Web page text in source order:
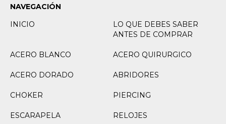
NAVEGACIÓN
INICIO
LO QUE DEBES SABER
ANTES DE COMPRAR
ACERO BLANCO ACERO QUIRURGICO
ACERO DORADO ABRIDORES
CHOKER PIERCING
ESCARAPELA RELOJES